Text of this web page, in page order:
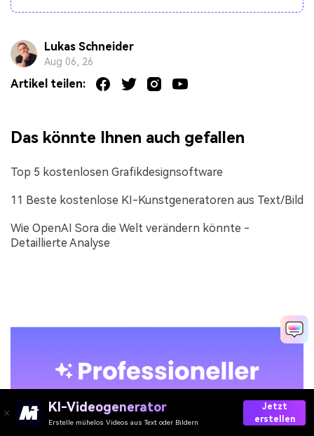
Lukas Schneider
Aug 06, 26
Artikel teilen:
Das könnte Ihnen auch gefallen
Top 5 kostenlosen Grafikdesignsoftware
11 Beste kostenlose KI-Kunstgeneratoren aus Text/Bild
Wie OpenAI Sora die Welt verändern könnte -
Detaillierte Analyse
KI-Videogenerator
Erstelle mühelos Videos aus Text oder Bildern
Jetzt
erstellen